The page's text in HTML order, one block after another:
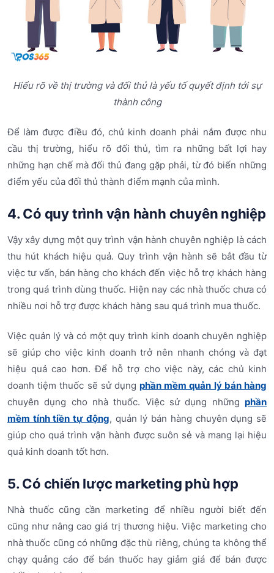
Hiểu rõ về thị trường và đối thủ là yếu tố quyết định tới sự
thành công
Để làm được điều đó, chủ kinh doanh phải nắm được nhu
cầu thị trường, hiểu rõ đối thủ, tìm ra những bất lợi hay
những hạn chế mà đối thủ đang gặp phải, từ đó biến những
điểm yếu của đối thủ thành điểm mạnh của mình.
4. Có quy trình vận hành chuyên nghiệp
Vậy xây dựng một quy trình vận hành chuyên nghiệp là cách
thu hút khách hiệu quả. Quy trình vận hành sẽ bắt đầu từ
việc tư vấn, bán hàng cho khách đến việc hỗ trợ khách hàng
trong quá trình dùng thuốc. Hiện nay các nhà thuốc chưa có
nhiều nơi hỗ trợ được khách hàng sau quá trình mua thuốc.
Việc quản lý và có một quy trình kinh doanh chuyên nghiệp
sẽ giúp cho việc kinh doanh trở nên nhanh chóng và đạt
hiệu quả cao hơn. Để hỗ trợ cho việc này, các chủ kinh
doanh tiệm thuốc sẽ sử dụngphần mềm quản lý bán hàng
chuyên dụng cho nhà thuốc. Việc sử dụng những phần
mềm tính tiền tự động, quản lý bán hàng chuyên dụng sẽ
giúp cho quá trình vận hành được suôn sẻ và mang lại hiệu
quả kinh doanh tốt hơn.
5. Có chiến lược marketing phù hợp
Nhà thuốc cũng cần marketing để nhiều người biết đến
cũng như nâng cao giá trị thương hiệu. Việc marketing cho
nhà thuốc cũng có những đặc thù riêng, chúng ta không thể
chạy quảng cáo để bán thuốc hay giảm giá để bán được